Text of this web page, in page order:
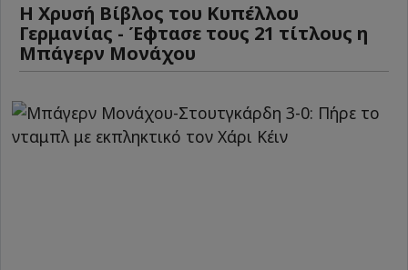
Η Χρυσή Βίβλος του Κυπέλλου
Γερμανίας - Έφτασε τους 21 τίτλους η
Μπάγερν Μονάχου